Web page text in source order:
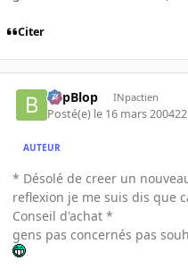
Citer
BlipBlop INpactien
Posté(e) le 16 mars 2004
AUTEUR
* Désolé de creer un
reflexion je me suis dis que
Conseil d'achat *
gens pas concernés pas